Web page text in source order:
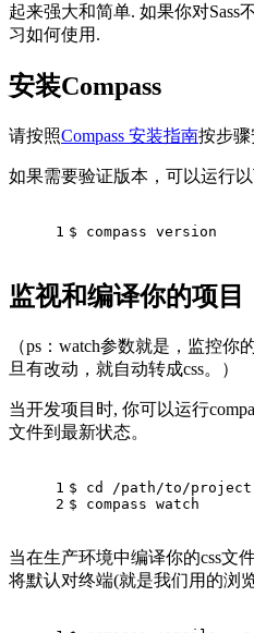
起来强大和简单. 如果你对Sass
习如何使用.
安装Compass
请按照Compass 安装指南按步骤
如果需要验证版本，可以运行
1 $ compass version
监视和编译你的项目
（ps：watch参数就是，监控
旦有改动，就自动转成css。）
当开发项目时, 你可以运行
文件到最新状态。
1
2
$ cd /path/to/project
$ compass watch
当在生产环境中编译你的css文
将默认对终端(就是我们用的浏